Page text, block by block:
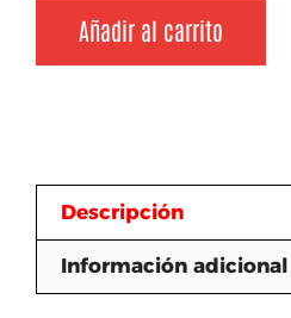
Añadir al carrito
Descripción
Información adicional